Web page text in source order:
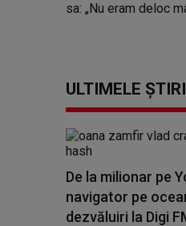
ULTIMELE
De la milionar pe
navigator pe
dezvăluiri la Digi